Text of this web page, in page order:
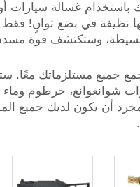
باستخدام غسالة سيارات
نظيفة في بضع ثوانٍ!
وستكتشف قوة
1: جمع جميع مستلزماتك
شوانغوانغ، خرطوم
أن يكون لديك جميع